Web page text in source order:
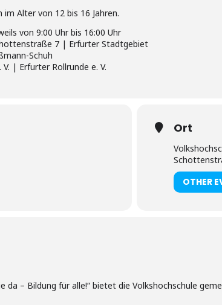
Alter von 12 bis 16 Jahren.
von 9:00 Uhr bis 16:00 Uhr
7 | Erfurter Stadtgebiet
Schuh
| Erfurter Rollrunde e. V.
Ort
OTHER
da – Bildung für alle!“ bietet die Volkshochschule